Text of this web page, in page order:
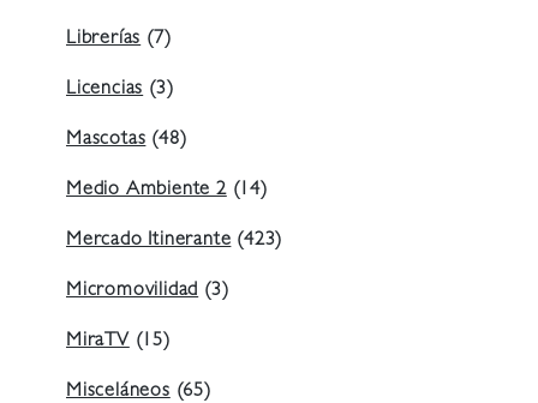
Librerías (7)
Licencias (3)
Mascotas (48)
Medio Ambiente 2(14)
Mercado Itinerante (423)
Micromovilidad (3)
MiraTV (15)
Misceláneos (65)